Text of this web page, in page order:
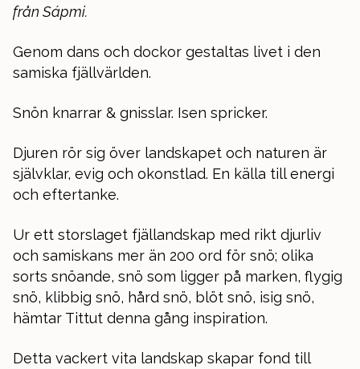
från Sápmi.
Genom dans och dockor gestaltas livet i den
samiska fjällvärlden.
Snön knarrar & gnisslar. Isen spricker.
Djuren rör sig över landskapet och naturen är
självklar, evig och okonstlad. En källa till energi
och eftertanke.
Ur ett storslaget fjällandskap med rikt djurliv
och samiskans mer än 200 ord för snö; olika
sorts snöande, snö som ligger på marken, flygig
snö, klibbig snö, hård snö, blöt snö, isig snö,
hämtar Tittut denna gång inspiration.
Detta vackert vita landskap skapar fond till